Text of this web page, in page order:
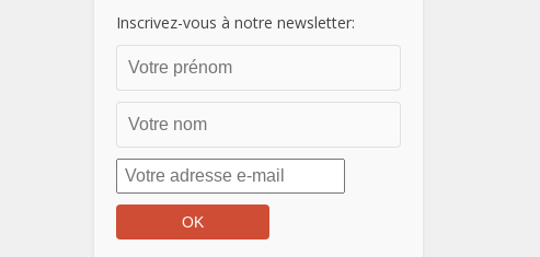
Inscrivez-vous à notre newsletter: